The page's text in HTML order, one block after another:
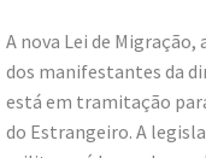
A nova Lei de
dos manifestantes da
está em tramitação
do Estrangeiro. A